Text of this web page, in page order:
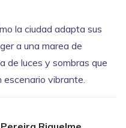
la ciudad adapta sus
a una marea de
de luces y sombras que
vibrante.